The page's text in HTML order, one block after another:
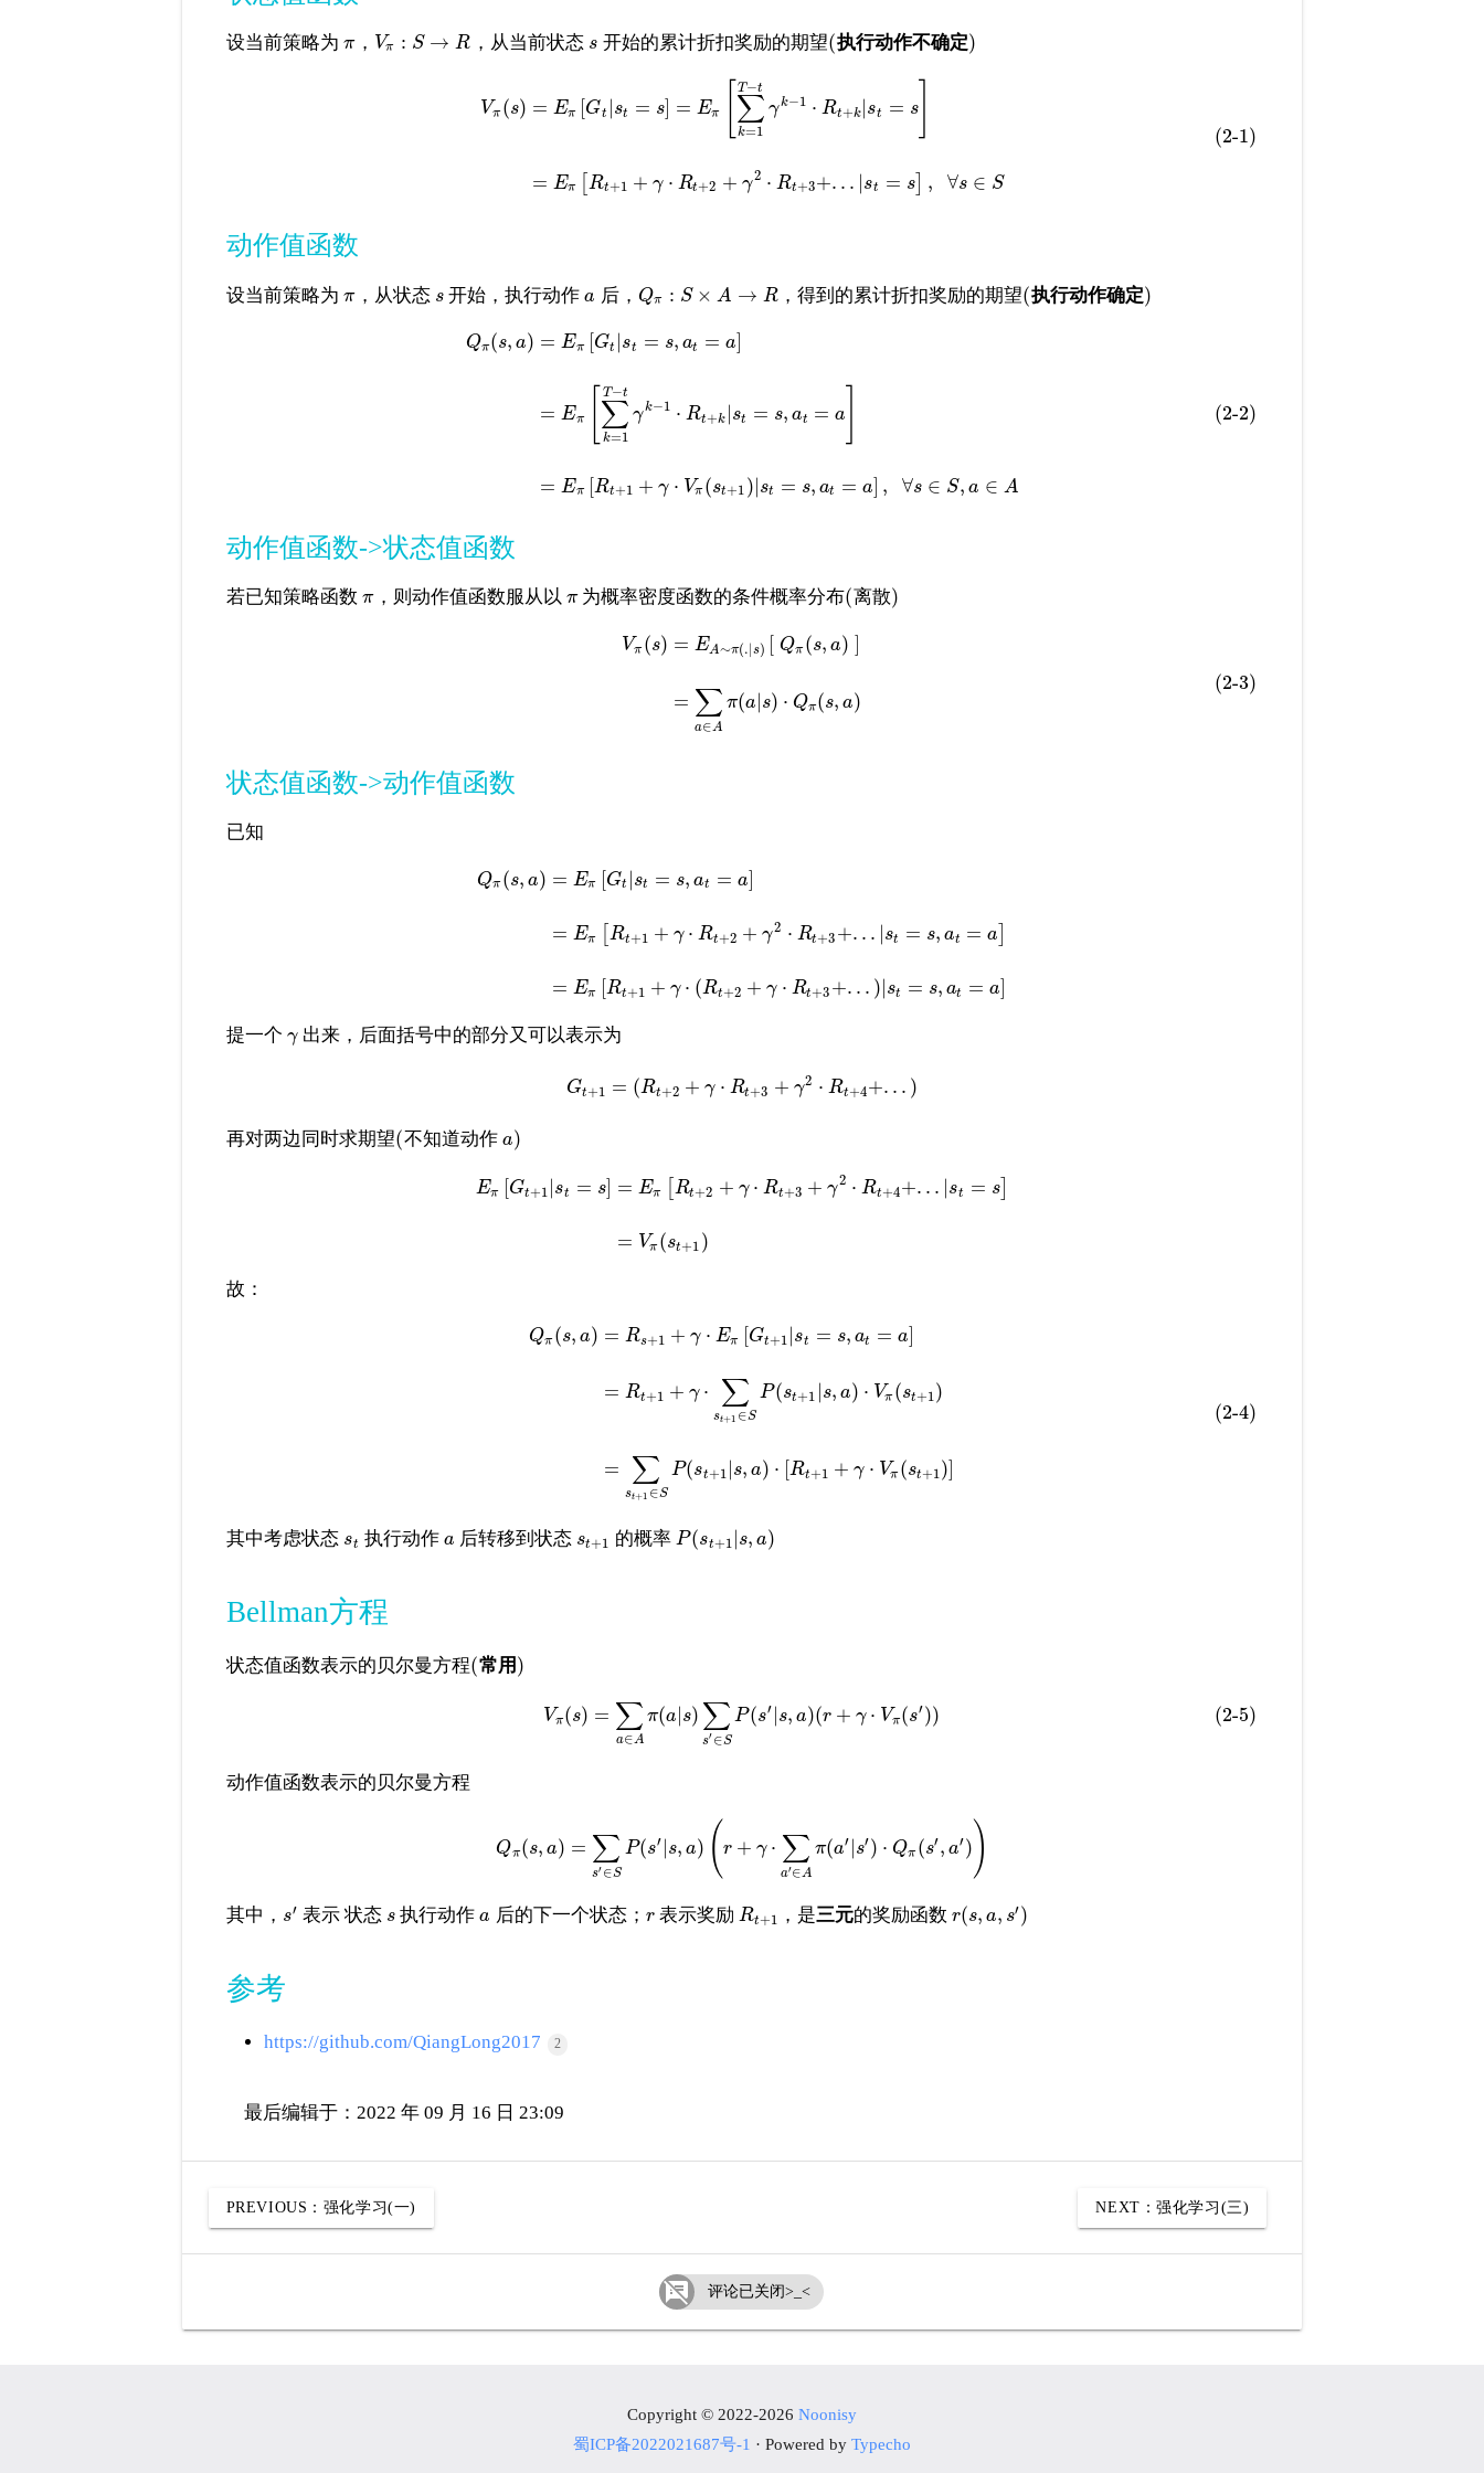
设当前策略为π， Vπ : S → R ，从当前状态 s 开始的累计折扣奖励的期望(执行动作不确定)
Vπ (s) = Eπ Gt st = s] = Eπ ∑
k=1
T−t
γk−1 ⋅ Rt+k st = s]
= Eπ [Rt+1 + γ ⋅ Rt+2 + γ2 ⋅ Rt+3+. . . |st = s] , ∀s ∈ S
(2-1)
动作值函数
设当前策略为π，从状态 s 开始，执行动作a 后， Qπ : S × A → R ，得到的累计折扣奖励的期望(执行动作确定)
Qπ(s, a) = Eπ Gt st = s, at = a
= Eπ ∑
k=1
T−t
γk−1 ⋅ Rt+k st = s, at = a
= Eπ [Rt+1 + γ ⋅ Vπ (st+1 )|st = s, at = a] , ∀s ∈ S, a ∈ A
(2-2)
动作值函数->状态值函数
若已知策略函数π，则动作值函数服从以 π为概率密度函数的条件概率分布(离散)
Vπ (s) = EA∼π(. s) [ Qπ (s, a) ]
= ∑
a∈A
π(a s) ⋅ Qπ(s, a)
(2-3)
状态值函数->动作值函数
已知
Qπ (s, a) = Eπ [Gt |st = s, at = a]
= Eπ Rt+1 + γ ⋅ Rt+2 + γ2 ⋅ Rt+3 +. . . st = s, at = a
= Eπ Rt+1 + γ ⋅ (Rt+2 + γ ⋅ Rt+3 +. . . ) st = s, at = a
提一个γ出来，后面括号中的部分又可以表示为
Gt+1 = (Rt+2 + γ ⋅ Rt+3 + γ2 ⋅ Rt+4+. . . )
再对两边同时求期望(不知道动作 a)
Eπ Gt+1 st = s] = Eπ Rt+2 + γ ⋅ Rt+3 + γ2 ⋅ Rt+4+. . . st = s]
= Vπ (st+1 )
故：
Qπ (s, a) = Rs+1 + γ ⋅ Eπ Gt+1 st = s, at = a
= Rt+1 + γ ⋅ ∑
st+1 ∈S
P(st+1 |s, a) ⋅ Vπ (st+1 )
= ∑
st+1 ∈S
P(st+1 s, a) ⋅ [Rt+1 + γ ⋅ Vπ (st+1)
(2-4)
其中考虑状态 st 执行动作 a 后转移到状态 st+1 的概率P(st+1 s, a)
Bellman方程
状态值函数表示的贝尔曼方程(常用 )
Vπ(s) = ∑
a∈A
π(a s) ∑
s′ ∈S
P(s′ s, a)(r + γ ⋅ Vπ(s′)) (2-5)
动作值函数表示的贝尔曼方程
Qπ(s, a) = ∑
s′ ∈S
P(s′ s, a) ( r + γ ⋅ ∑
a′ ∈A
π(a′ s′) ⋅ Qπ (s′, a′) )
其中， s′ 表示 状态 s 执行动作a 后的下一个状态； r 表示奖励Rt+1 ，是三元的奖励函数 r(s, a, s′)
参考
https://github.com/QiangLong2017 2
最后编辑于：2022 年 09 月 16 日 23:09
PREVIOUS： 强化学习(一) NEXT：强化学习(三)
 评论已关闭>_<
Copyright © 2022-2026 Noonisy
蜀ICP备2022021687号-1 · Powered by Typecho